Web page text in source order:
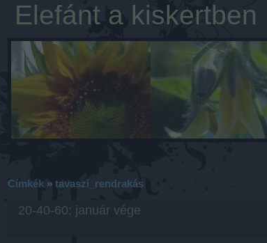
Elefánt a kiskertben
Címkék» tavaszi_rendrakás
20-40-60: január vége